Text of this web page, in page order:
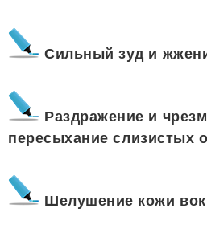
Сильный зуд и
Раздражение и
пересыхание слизистых
Шелушение кожи